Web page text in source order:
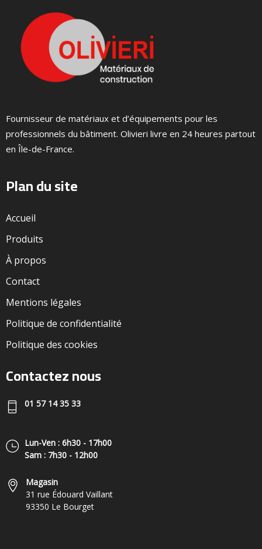
Fournisseur de matériaux et d’équipements pour les
professionnels du bâtiment. Olivieri livre en 24 heures partout
en Île-de-France.
Plan du site
Accueil
Produits
À propos
Contact
Mentions légales
Politique de confidentialité
Politique des cookies
Contactez nous
01 57 14 35 33
Lun-Ven : 6h30 - 17h00
Sam : 7h30 - 12h00
Magasin
31 rue Édouard Vaillant
93350 Le Bourget